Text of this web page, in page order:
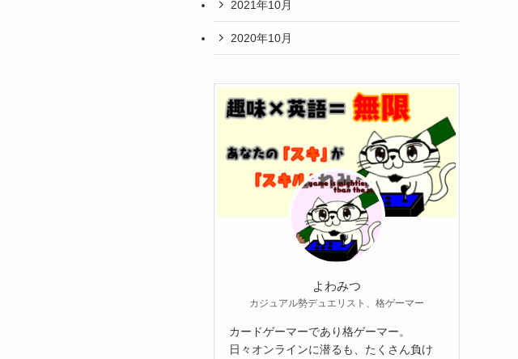
2021年10月
2020年10月
よわみつ
カジュアル勢デュエリスト、格ゲーマー
カードゲーマーであり格ゲーマー。
日々オンラインに潜るも、たくさん負け